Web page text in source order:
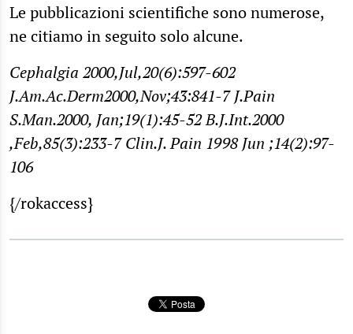
Le pubblicazioni scientifiche sono numerose,
ne citiamo in seguito solo alcune.
Cephalgia 2000,Jul,20(6):597-602
J.Am.Ac.Derm2000,Nov;43:841-7 J.Pain
S.Man.2000, Jan;19(1):45-52 B.J.Int.2000
,Feb,85(3):233-7 Clin.J. Pain 1998 Jun ;14(2):97-
106
{/rokaccess}